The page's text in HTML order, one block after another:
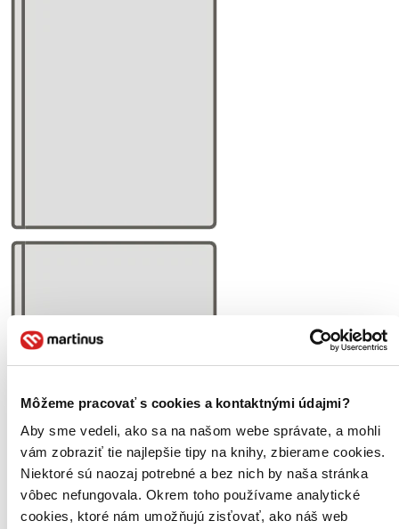
Môžeme pracovať s cookies a kontaktnými údajmi?
Aby sme vedeli, ako sa na našom webe správate, a mohli
vám zobraziť tie najlepšie tipy na knihy, zbierame cookies.
Niektoré sú naozaj potrebné a bez nich by naša stránka
vôbec nefungovala. Okrem toho používame analytické
cookies, ktoré nám umožňujú zisťovať, ako náš web